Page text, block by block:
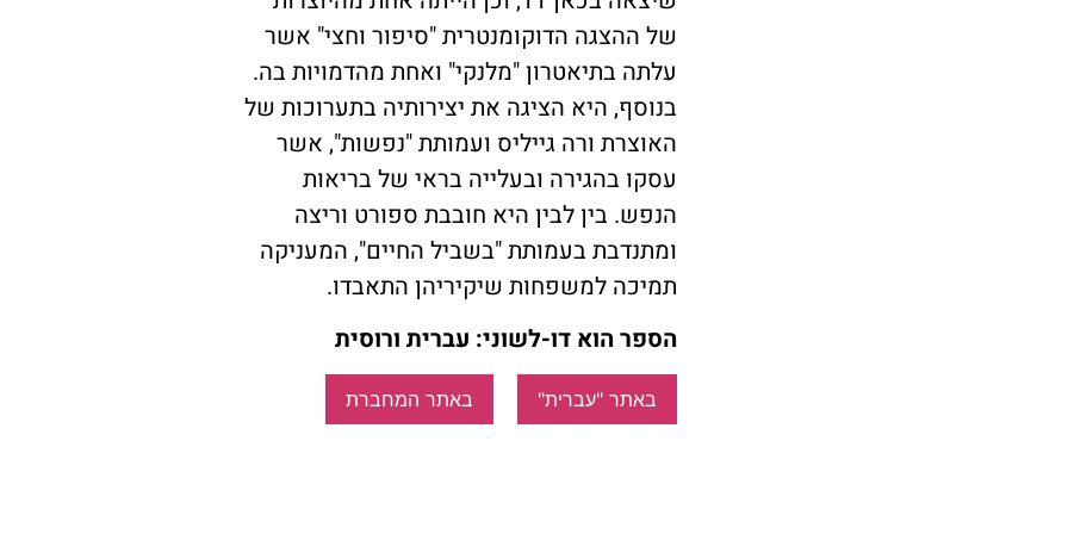
של ההצגה הדוקומנטרית "סיפור וחצי" אשר
עלתה בתיאטרון "מלנקי" ואחת מהדמויות בה.
בנוסף, היא הציגה את יצירותיה בתערוכות של
האוצרת ורה גייליס ועמותת "נפשות", אשר
עסקו בהגירה ובעלייה בראי של בריאות
הנפש. בין לבין היא חובבת ספורט וריצה
ומתנדבת בעמותת "בשביל החיים", המעניקה
תמיכה למשפחות שיקיריהן התאבדו.
הספר הוא דו-לשוני: עברית ורוסית
באתר "עברית" באתר המחברת